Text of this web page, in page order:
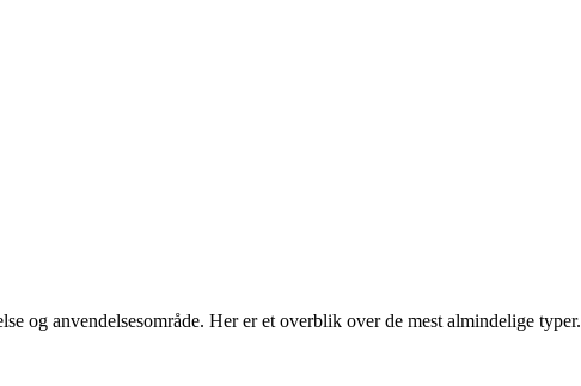
og anvendelsesområde. Her er et overblik over de mest almindelige typer.